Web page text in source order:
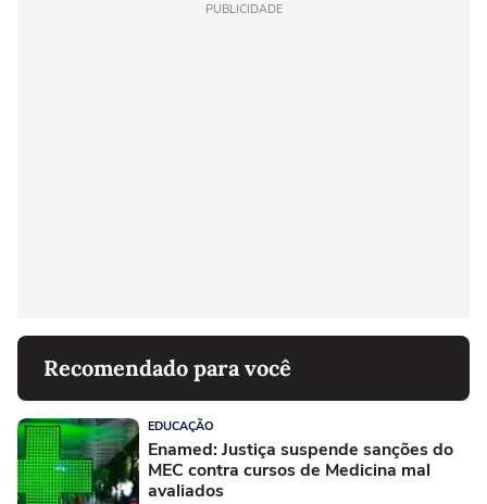
PUBLICIDADE
Recomendado para você
EDUCAÇÃO
Enamed: Justiça suspende sanções do
MEC contra cursos de Medicina mal
avaliados